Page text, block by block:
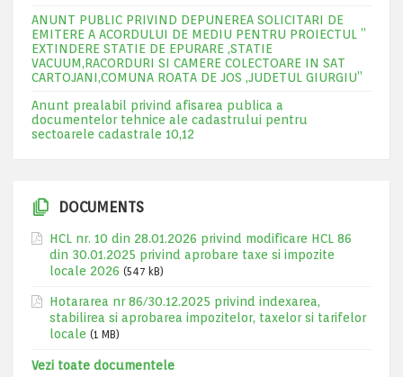
ANUNT PUBLIC PRIVIND DEPUNEREA SOLICITARI DE
EMITERE A ACORDULUI DE MEDIU PENTRU PROIECTUL ”
EXTINDERE STATIE DE EPURARE ,STATIE
VACUUM,RACORDURI SI CAMERE COLECTOARE IN SAT
CARTOJANI,COMUNA ROATA DE JOS ,JUDETUL GIURGIU”
Anunt prealabil privind afisarea publica a
documentelor tehnice ale cadastrului pentru
sectoarele cadastrale 10,12
DOCUMENTS
HCL nr. 10 din 28.01.2026 privind modificare HCL 86
din 30.01.2025 privind aprobare taxe si impozite
locale 2026 (547 kB)
Hotararea nr 86/30.12.2025 privind indexarea,
stabilirea si aprobarea impozitelor, taxelor si tarifelor
locale (1 MB)
Vezi toate documentele